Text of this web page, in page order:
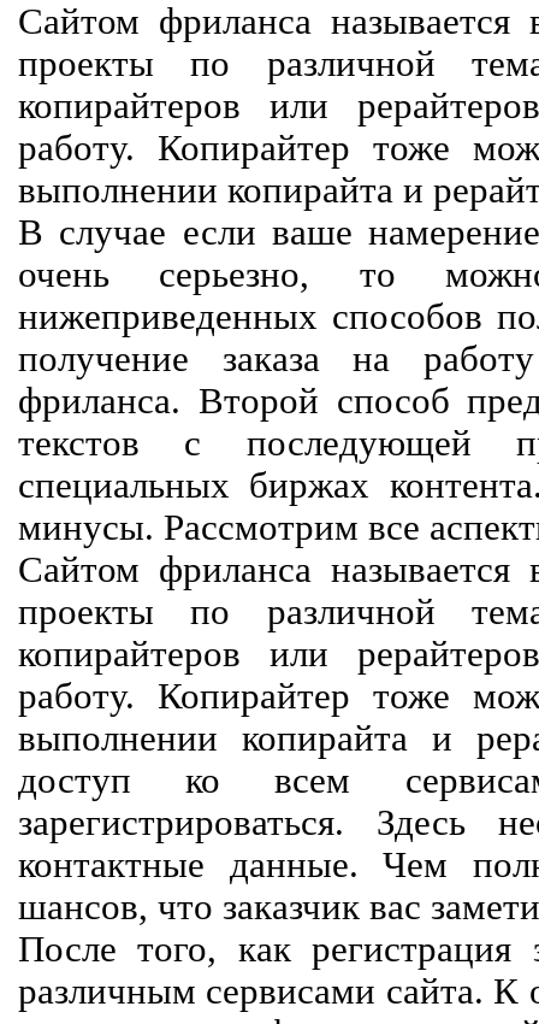
Сайтом фриланса называется
проекты по различной
копирайтеров или
работу. Копирайтер тоже
выполнении копирайта и
В случае если ваше
очень серьезно, то
нижеприведенных способов
получение заказа на
фриланса. Второй способ
текстов с последующей
специальных биржах
минусы. Рассмотрим все
Сайтом фриланса называется
проекты по различной
копирайтеров или
работу. Копирайтер тоже
выполнении копирайта и
доступ ко всем
зарегистрироваться. Здесь
контактные данные. Чем
шансов, что заказчик вас
После того, как регистрация
различным сервисами сайта. К